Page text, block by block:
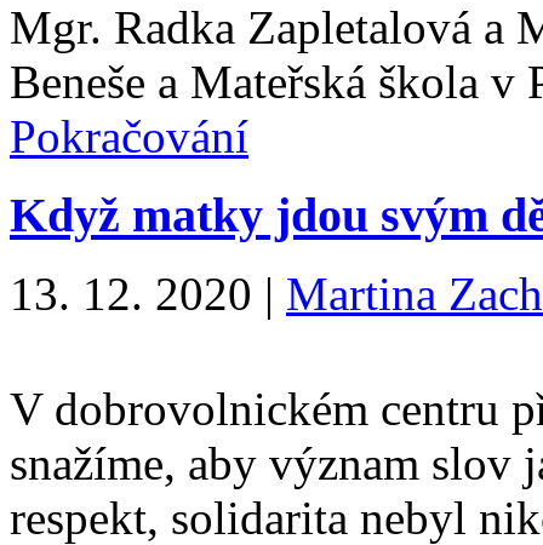
Mgr. Radka Zapletalová a
Beneše a Mateřská škola
Pokračování
Když matky jdou svým
13. 12. 2020 | Martina
V dobrovolnickém centru
snažíme, aby význam slov
respekt, solidarita nebyl